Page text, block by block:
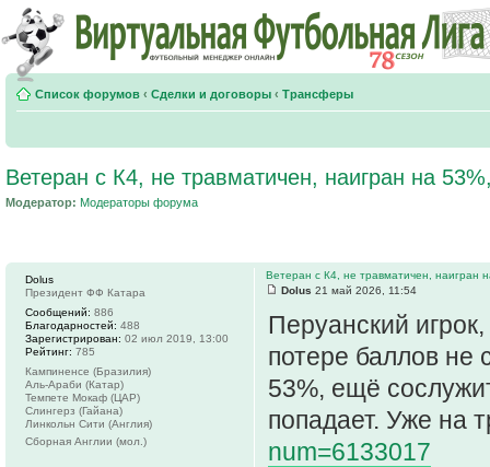
Список форумов ‹ Сделки и договоры ‹ Трансферы
Ветеран с К4, не травматичен, наигран на
Модератор: Модераторы форума
Ветеран с К4, не травматичен, наигран
Dolus 21 май 2026, 11:54
Перуанский игрок,
потере баллов не
53%, ещё
попадает. Уже на
num=6133017
Dolus
Президент ФФ Катара
Сообщений: 886
Благодарностей: 488
Зарегистрирован: 02 июл 2019, 13:00
Рейтинг: 785
Кампиненсе (Бразилия)
Аль-Араби (Катар)
Темпете Мокаф (ЦАР)
Слингерз (Гайана)
Линкольн Сити (Англия)
Сборная Англии (мол.)